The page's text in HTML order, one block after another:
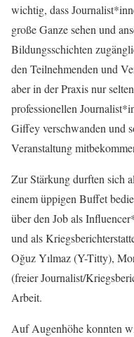
wichtig, dass
große Ganze sehen und
Bildungsschichten
den Teilnehmenden und
aber in der Praxis nur
professionellen
Giffey verschwanden und
Veranstaltung
Zur Stärkung durften sich
einem üppigen Buffet
über den Job als
und als
Oğuz Yılmaz (Y-Titty),
(freier Journalist/
Arbeit.
Auf Augenhöhe konnten